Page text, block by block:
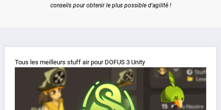
conseils pour obtenir le plus possible d'agilité !
Tous les meilleurs stuff air pour DOFUS 3 Unity